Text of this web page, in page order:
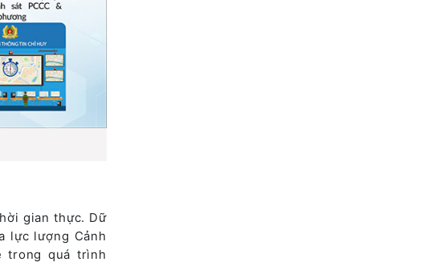
gian thực. Dữ
lực lượng Cảnh
trong quá trình